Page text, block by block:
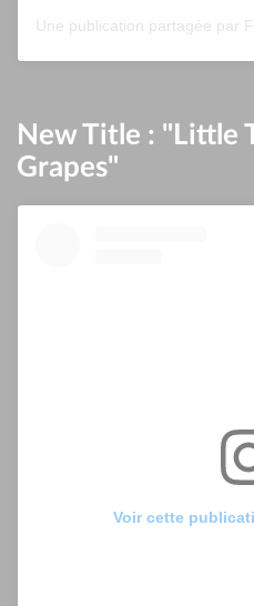
New Title : "Little
Grapes"
Voir cette